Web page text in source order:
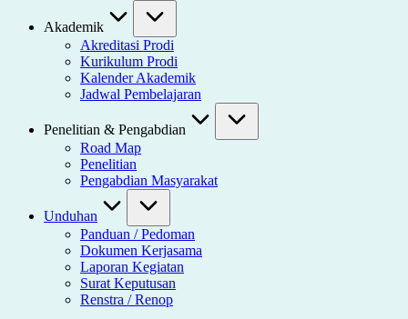
Akademik
Akreditasi Prodi
Kurikulum Prodi
Kalender Akademik
Jadwal Pembelajaran
Penelitian & Pengabdian
Road Map
Penelitian
Pengabdian Masyarakat
Unduhan
Panduan / Pedoman
Dokumen Kerjasama
Laporan Kegiatan
Surat Keputusan
Renstra / Renop